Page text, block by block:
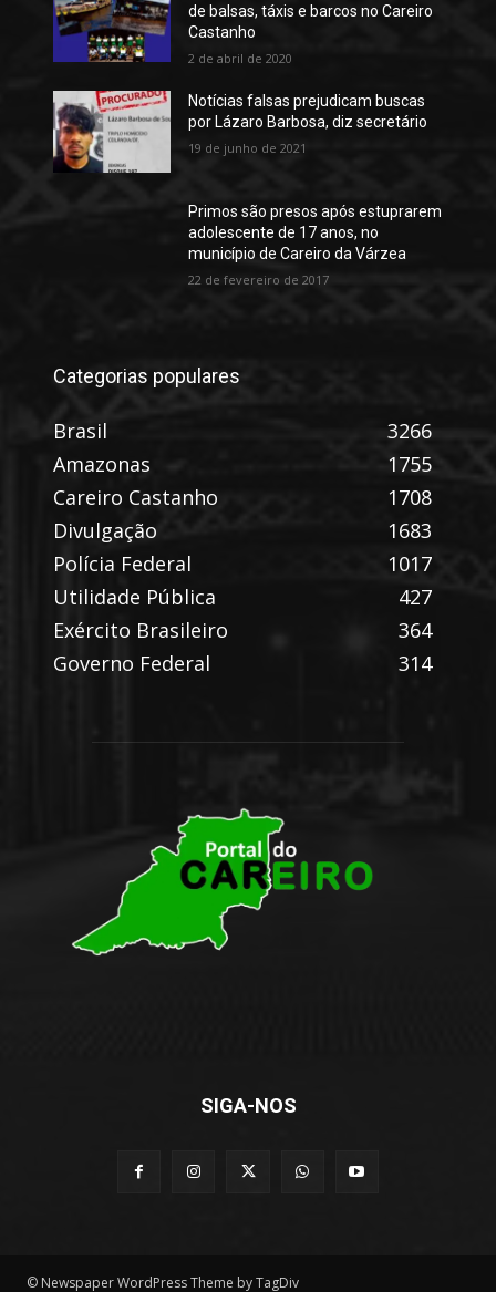
de balsas, táxis e barcos no Careiro
Castanho
2 de abril de 2020
Notícias falsas prejudicam buscas
por Lázaro Barbosa, diz secretário
19 de junho de 2021
Primos são presos após estuprarem
adolescente de 17 anos, no
município de Careiro da Várzea
22 de fevereiro de 2017
Categorias populares
Brasil
3266
Amazonas
1755
Careiro Castanho
1708
Divulgação
1683
Polícia Federal
1017
Utilidade Pública
427
Exército Brasileiro
364
Governo Federal
314
SIGA-NOS
© Newspaper WordPress Theme by TagDiv